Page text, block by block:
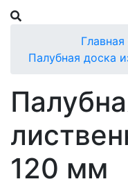
Главная
Палубная доска
120 мм